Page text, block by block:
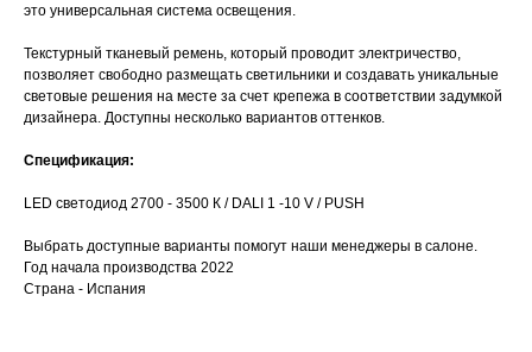
это универсальная система освещения.
Текстурный тканевый ремень, который проводит электричество,
позволяет свободно размещать светильники и создавать уникальные
световые решения на месте за счет крепежа в соответствии задумкой
дизайнера. Доступны несколько вариантов оттенков.
Спецификация:
LED светодиод 2700 - 3500 К / DALI 1 -10 V / PUSH
Выбрать доступные варианты помогут наши менеджеры в салоне.
Год начала производства 2022
Страна - Испания